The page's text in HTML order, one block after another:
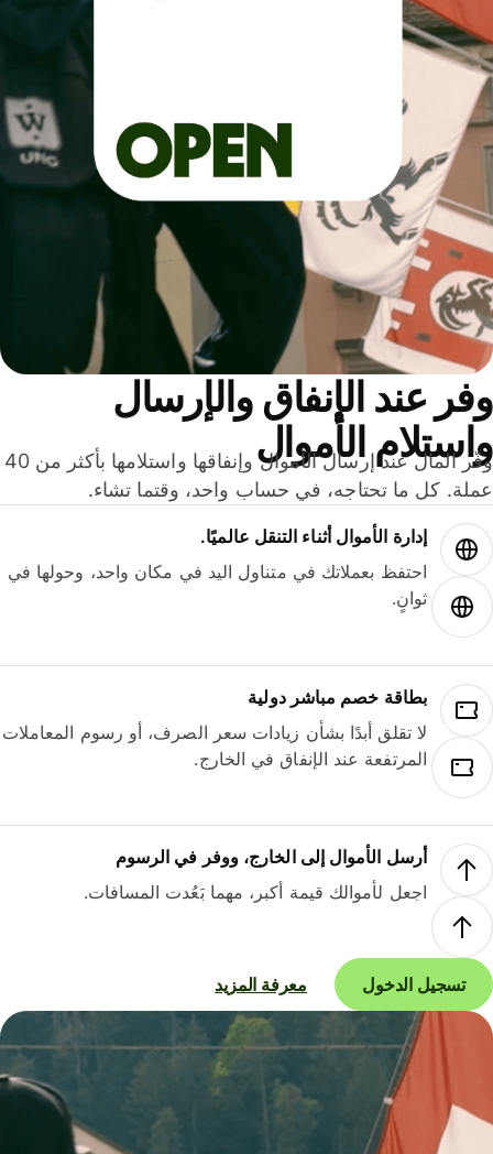
عند الإنفاق والإرسال
الأموال
وفّر المال عند إرسال الأموال وإنفاقها واستلامها بأكثر من 40
كل ما تحتاجه، في حساب واحد، وقتما تشاء.
إدارة الأموال أثناء التنقل عالميًا.
احتفظ بعملاتك في متناول اليد في مكان واحد، وحولها في
ثوانٍ.
بطاقة خصم مباشر دولية
لا تقلق أبدًا بشأن زيادات سعر الصرف، أو رسوم المعاملات
المرتفعة عند الإنفاق في الخارج.
أرسل الأموال إلى الخارج، ووفر في الرسوم
اجعل لأموالك قيمة أكبر، مهما بَعُدت المسافات.
تسجيل الدخول معرفة المزيد